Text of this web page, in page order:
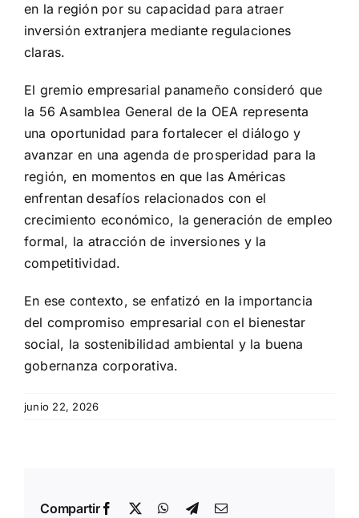
en la región por su capacidad para atraer
inversión extranjera mediante regulaciones
claras.
El gremio empresarial panameño consideró que
la 56 Asamblea General de la OEA representa
una oportunidad para fortalecer el diálogo y
avanzar en una agenda de prosperidad para la
región, en momentos en que las Américas
enfrentan desafíos relacionados con el
crecimiento económico, la generación de empleo
formal, la atracción de inversiones y la
competitividad.⁣
En ese contexto, se enfatizó en la importancia
del compromiso empresarial con el bienestar
social, la sostenibilidad ambiental y la buena
gobernanza corporativa.
junio 22, 2026
Compartir Facebook WhatsApp
TelegramEmail